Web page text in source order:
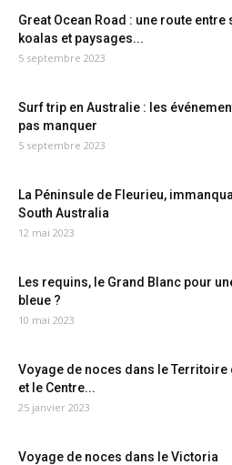
Great Ocean Road : une route entre
koalas et paysages...
5 septembre 2023
Surf trip en Australie : les
pas manquer
5 septembre 2023
La Péninsule de Fleurieu,
South Australia
12 mai 2023
Les requins, le Grand Blanc pour
bleue ?
10 mai 2023
Voyage de noces dans le Territoire
et le Centre...
25 janvier 2023
Voyage de noces dans le Victoria